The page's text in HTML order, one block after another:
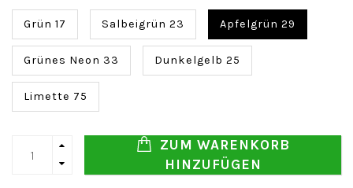
Grün 17 Salbeigrün 23 Apfelgrün 29
Grünes Neon 33 Dunkelgelb 25
Limette 75
ZUM WARENKORB
HINZUFÜGEN